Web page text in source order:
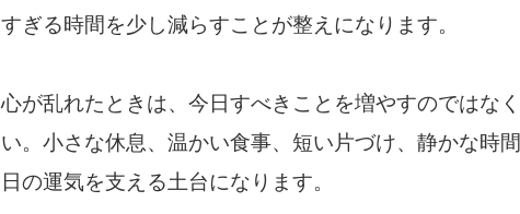
すぎる時間を少し減らすことが整えになります。
心が乱れたときは、今日すべきことを増やすのではな
い。小さな休息、温かい食事、短い片づけ、静かな時
日の運気を支える土台になります。